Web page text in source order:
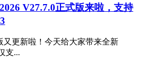
V27.7.0正式版来啦，支持
又更新啦！今天给大家带来全新
支...